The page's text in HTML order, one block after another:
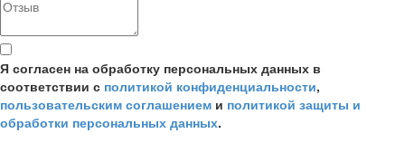
Я согласен на обработку персональных данных в
соответствии с политикой конфиденциальности,
пользовательским соглашением и политикой защиты и
обработки персональных данных.